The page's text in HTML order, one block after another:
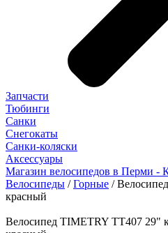
Запчасти
Тюбинги
Санки
Снегокаты
Санки-коляски
Аксессуары
Магазин велосипедов в Перми
Велосипеды /Горные /
красный
Велосипед TIMETRY TT407 29"